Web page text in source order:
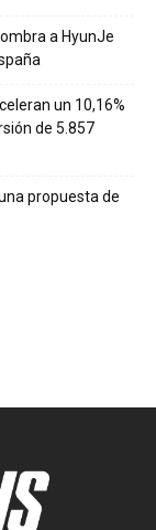
a HyunJe
un 10,16%
de 5.857
propuesta de